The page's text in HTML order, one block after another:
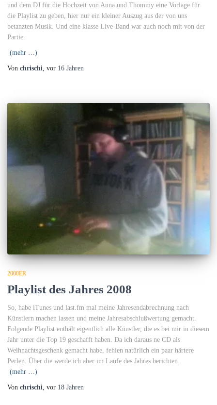
und dem DJ für die Hochzeit von Anna und Thommy eine Vorlage für
die Playlist zu geben, hier nur ein kleiner Auszug aus der von uns
betanzten Musik. Und eine klasse Live-Band war auch noch mit von der
Partie.
(mehr …)
Von chrischi , vor 16 Jahren
2000ER
Playlist des Jahres 2008
So, habe iTunes und last.fm mal meine Jahresendabrechnung nach
Künstlern machen lassen und meine Jahresabschlußwertung gemacht.
Folgende Playlist enthält eigentlich alle Künstler, die es bei mir in diesem
Jahr unter die Top 19 geschafft haben. Da ich daraus ne CD als
Weihnachtsgeschenk gemacht habe, fehlen natürlich ein paar härtere
Perlen. Über die werde ich aber im Laufe des Jahres berichten.
(mehr …)
Von chrischi , vor 18 Jahren